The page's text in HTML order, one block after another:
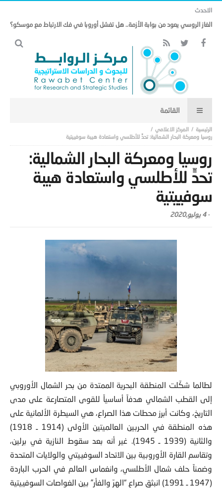
الاحدث
الغاز الروسي يعود من بوابة الأزمة.. هل تفشل أوروبا في فك الارتباط مع موسكو؟
المركز الاعلامي
روسيا ومعركة البحار الشمالية: تحدٍّ للأطلسي واستعادة هيبة سوفييتية
روسيا ومعركة البحار الشمالية:
تحدٍّ للأطلسي واستعادة هيبة
سوفييتية
-4 يوليو,2020
لطالما شكّلت المنطقة البحرية الممتدة من بحر الشمال الأوروبي
إلى القطب الشمالي هدفاً أساسياً للقوى المتصارعة على مدى
التاريخ، وكانت أبرز محطات هذا الصراع، هي السيطرة الألمانية على
هذه المنطقة في الحربين العالميتين الأولى (1914 ـ 1918)
والثانية (1939 ـ 1945). غير أنه بعد سقوط النازية في برلين،
وتقاسم القارة الأوروبية بين الاتحاد السوفييتي والولايات المتحدة
وضمناً حلف شمال الأطلسي، وانغماس العالم في الحرب الباردة
(1947 ـ 1991) انبثق صراع “الهرّ والفأر” بين الغواصات السوفييتية